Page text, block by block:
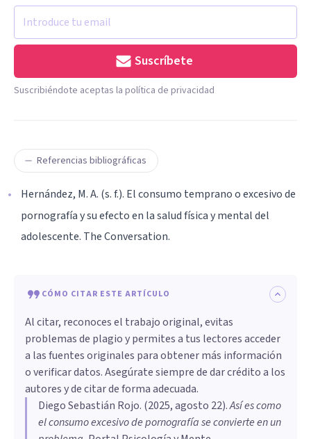
Suscríbete
Suscribiéndote aceptas la política de privacidad
Referencias bibliográficas
Hernández, M. A. (s. f.). El consumo temprano o excesivo de
pornografía y su efecto en la salud física y mental del
adolescente. The Conversation.
CÓMO CITAR ESTE ARTÍCULO
Al citar, reconoces el trabajo original, evitas
problemas de plagio y permites a tus lectores acceder
a las fuentes originales para obtener más información
o verificar datos. Asegúrate siempre de dar crédito a los
autores y de citar de forma adecuada.
Diego Sebastián Rojo. (2025, agosto 22).Así es como
el consumo excesivo de pornografía se convierte en un